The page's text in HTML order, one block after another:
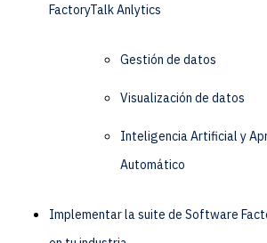
FactoryTalk Anlytics
Gestión de datos
Visualización de datos
Inteligencia Artificial y
Automático
Implementar la suite de Software